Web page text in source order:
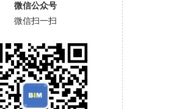
微信公众号
微信扫一扫